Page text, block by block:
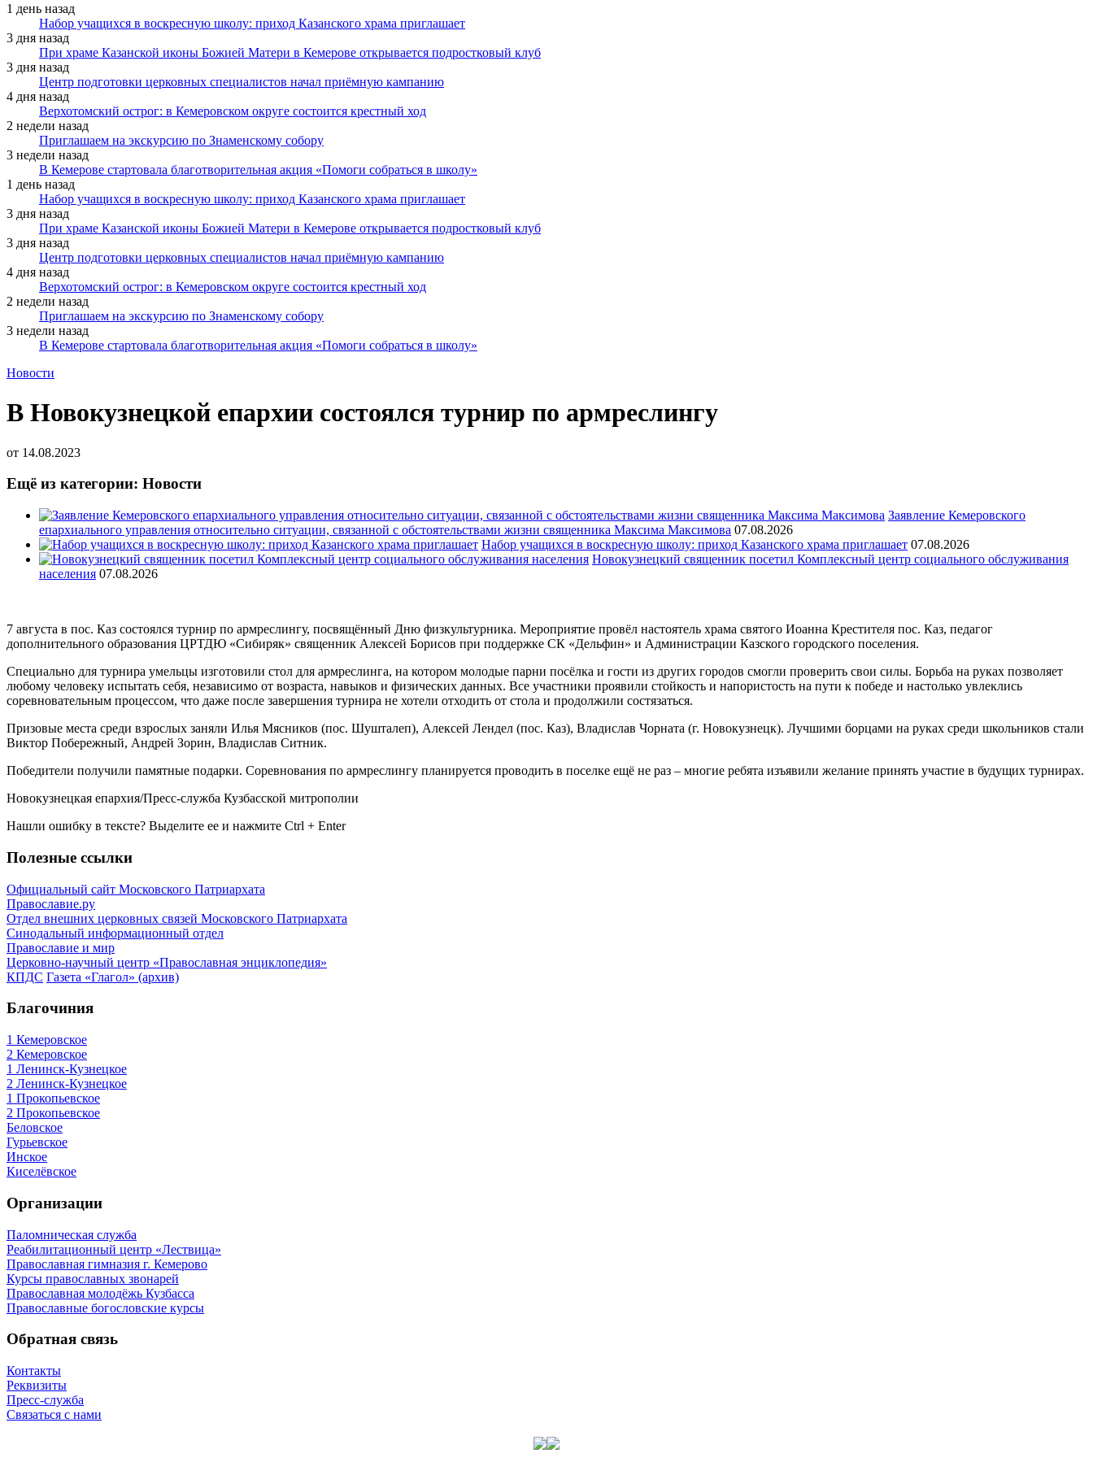
1 день назад
Набор учащихся в воскресную школу: приход Казанского храма приглашает
3 дня назад
При храме Казанской иконы Божией Матери в Кемерове открывается подростковый клуб
3 дня назад
Центр подготовки церковных специалистов начал приёмную кампанию
4 дня назад
Верхотомский острог: в Кемеровском округе состоится крестный ход
2 недели назад
Приглашаем на экскурсию по Знаменскому собору
3 недели назад
В Кемерове стартовала благотворительная акция «Помоги собраться в школу»
1 день назад
Набор учащихся в воскресную школу: приход Казанского храма приглашает
3 дня назад
При храме Казанской иконы Божией Матери в Кемерове открывается подростковый клуб
3 дня назад
Центр подготовки церковных специалистов начал приёмную кампанию
4 дня назад
Верхотомский острог: в Кемеровском округе состоится крестный ход
2 недели назад
Приглашаем на экскурсию по Знаменскому собору
3 недели назад
В Кемерове стартовала благотворительная акция «Помоги собраться в школу»
Новости
В Новокузнецкой епархии состоялся турнир по армреслингу
от 14.08.2023
Ещё из категории: Новости
Заявление Кемеровского
епархиального управления относительно ситуации, связанной с обстоятельствами жизни священника Максима Максимова 07.08.2026
Набор учащихся в воскресную школу: приход Казанского храма приглашает 07.08.2026
Новокузнецкий священник посетил Комплексный центр социального обслуживания
населения 07.08.2026
7 августа в пос. Каз состоялся турнир по армреслингу, посвящённый Дню физкультурника. Мероприятие провёл настоятель храма святого Иоанна Крестителя пос. Каз, педагог
дополнительного образования ЦРТДЮ «Сибиряк» священник Алексей Борисов при поддержке СК «Дельфин» и Администрации Казского городского поселения.
Специально для турнира умельцы изготовили стол для армреслинга, на котором молодые парни посёлка и гости из других городов смогли проверить свои силы. Борьба на руках позволяет
любому человеку испытать себя, независимо от возраста, навыков и физических данных. Все участники проявили стойкость и напористость на пути к победе и настолько увлеклись
соревновательным процессом, что даже после завершения турнира не хотели отходить от стола и продолжили состязаться.
Призовые места среди взрослых заняли Илья Мясников (пос. Шушталеп), Алексей Лендел (пос. Каз), Владислав Чорната (г. Новокузнецк). Лучшими борцами на руках среди школьников стали
Виктор Побережный, Андрей Зорин, Владислав Ситник.
Победители получили памятные подарки. Соревнования по армреслингу планируется проводить в поселке ещё не раз – многие ребята изъявили желание принять участие в будущих турнирах.
Новокузнецкая епархия/Пресс-служба Кузбасской митрополии
Нашли ошибку в тексте? Выделите ее и нажмите Ctrl + Enter
Полезные ссылки
Официальный сайт Московского Патриархата
Православие.ру
Отдел внешних церковных связей Московского Патриархата
Синодальный информационный отдел
Православие и мир
Церковно-научный центр «Православная энциклопедия»
КПДС Газета «Глагол» (архив)
Благочиния
1 Кемеровское
2 Кемеровское
1 Ленинск-Кузнецкое
2 Ленинск-Кузнецкое
1 Прокопьевское
2 Прокопьевское
Беловское
Гурьевское
Инское
Киселёвское
Организации
Паломническая служба
Реабилитационный центр «Лествица»
Православная гимназия г. Кемерово
Курсы православных звонарей
Православная молодёжь Кузбасса
Православные богословские курсы
Обратная связь
Контакты
Реквизиты
Пресс-служба
Связаться с нами